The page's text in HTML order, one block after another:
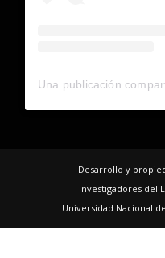
Desarrollo y
investigadores del
Universidad Nacional